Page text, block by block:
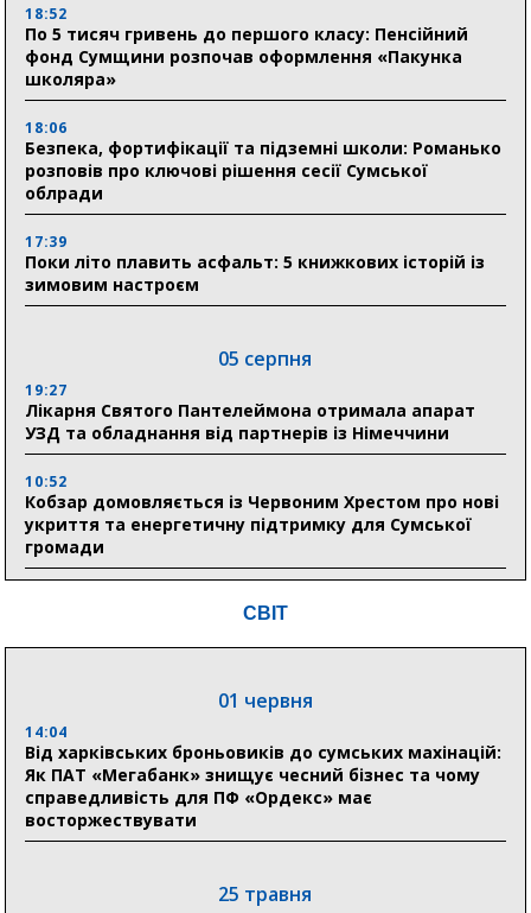
18:52
По 5 тисяч гривень до першого класу: Пенсійний
фонд Сумщини розпочав оформлення «Пакунка
школяра»
18:06
Безпека, фортифікації та підземні школи: Романько
розповів про ключові рішення сесії Сумської
облради
17:39
Поки літо плавить асфальт: 5 книжкових історій із
зимовим настроєм
05 серпня
19:27
Лікарня Святого Пантелеймона отримала апарат
УЗД та обладнання від партнерів із Німеччини
10:52
Кобзар домовляється із Червоним Хрестом про нові
укриття та енергетичну підтримку для Сумської
громади
Понад 8 мільйонів книжок згоріли. Як допомогти
04 серпня
20:41
Пенсійний фонд Сумщини спрямував 0,2 млрд грн
на пенсії, страхові виплати та підтримку
прифронтових громад
03 серпня
СВІТ
01 червня
14:04
Від харківських броньовиків до сумських махінацій:
Як ПАТ «Мегабанк» знищує чесний бізнес та чому
справедливість для ПФ «Ордекс» має
восторжествувати
25 травня